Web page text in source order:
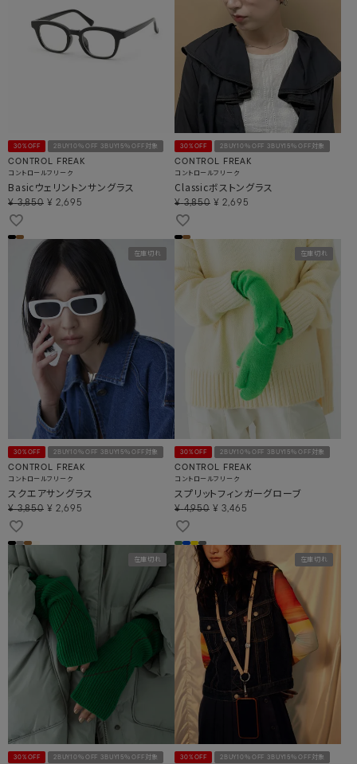
30%OFF 2BUY10％OFF 3BUY15％OFF対象
CONTROL FREAK
コントロールフリーク
Basicウェリントンサングラス
¥ 3,850 ¥ 2,695
30%OFF 2BUY10％OFF 3BUY15％OFF対象
CONTROL FREAK
コントロールフリーク
Classicボストングラス
¥ 3,850 ¥ 2,695
30%OFF 2BUY10％OFF 3BUY15％OFF対象
CONTROL FREAK
コントロールフリーク
スクエアサングラス
¥ 3,850 ¥ 2,695
在庫切れ
30%OFF 2BUY10％OFF 3BUY15％OFF対象
CONTROL FREAK
コントロールフリーク
スプリットフィンガーグローブ
¥ 4,950 ¥ 3,465
在庫切れ
30%OFF 2BUY10％OFF 3BUY15％OFF対象
在庫切れ
30%OFF 2BUY10％OFF 3BUY15％OFF対象
在庫切れ